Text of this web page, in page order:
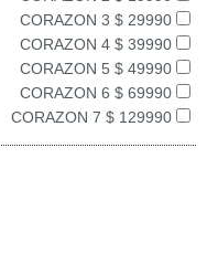
CORAZON 3 $ 29990
CORAZON 4 $ 39990
CORAZON 5 $ 49990
CORAZON 6 $ 69990
CORAZON 7 $ 129990